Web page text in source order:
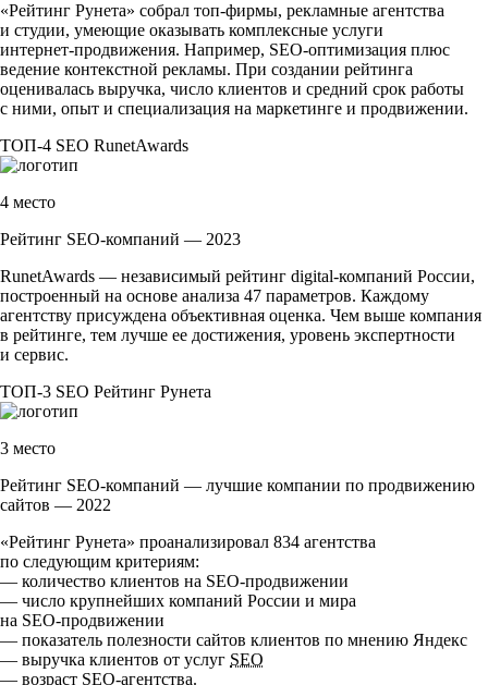
«Рейтинг Рунета» собрал топ-фирмы, рекламные агентства
и студии, умеющие оказывать комплексные услуги
интернет-продвижения. Например, SEO-оптимизация плюс
ведение контекстной рекламы. При создании рейтинга
оценивалась выручка, число клиентов и средний срок работы
с ними, опыт и специализация на маркетинге и продвижении.
ТОП-4 SEO RunetAwards
4 место
Рейтинг SEO-компаний — 2023
RunetAwards — независимый рейтинг digital-компаний России,
построенный на основе анализа 47 параметров. Каждому
агентству присуждена объективная оценка. Чем выше компания
в рейтинге, тем лучше ее достижения, уровень экспертности
и сервис.
ТОП-3 SEO Рейтинг Рунета
3 место
Рейтинг SEO-компаний — лучшие компании по продвижению
сайтов — 2022
«Рейтинг Рунета» проанализировал 834 агентства
по следующим критериям:
— количество клиентов на SEO-продвижении
— число крупнейших компаний России и мира
на SEO-продвижении
— показатель полезности сайтов клиентов по мнению Яндекс
— выручка клиентов от услуг SEO
— возраст SEO-агентства.